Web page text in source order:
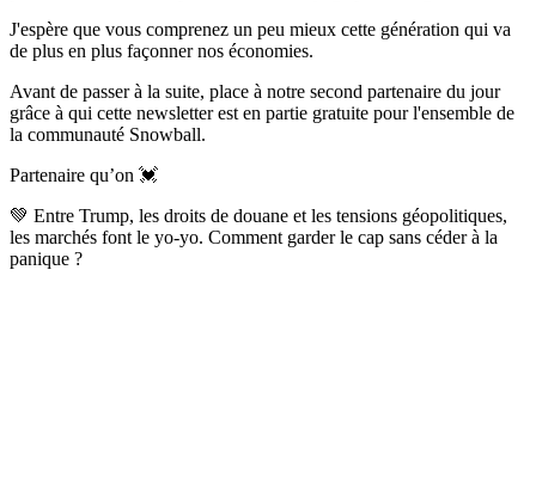
J'espère que vous comprenez un peu mieux cette génération qui va
de plus en plus façonner nos économies.
Avant de passer à la suite, place à notre second partenaire du jour
grâce à qui cette newsletter est en partie gratuite pour l'ensemble de
la communauté Snowball.
Partenaire qu’on 💓
💚 Entre Trump, les droits de douane et les tensions géopolitiques,
les marchés font le yo-yo. Comment garder le cap sans céder à la
panique ?